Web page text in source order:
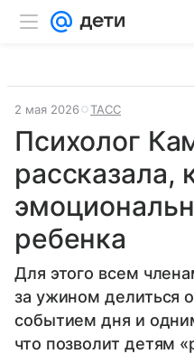
2 мая 2026 ТАСС
Психолог
рассказала,
ребенка
Для этого всем
за ужином делиться
событием дня и
что позволит детям